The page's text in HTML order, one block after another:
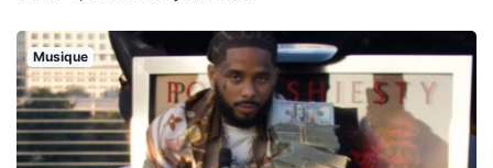
Musique